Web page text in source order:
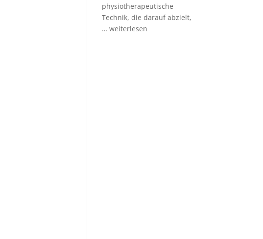
physiotherapeutische
Technik, die darauf abzielt,
…Was
weiterlesen